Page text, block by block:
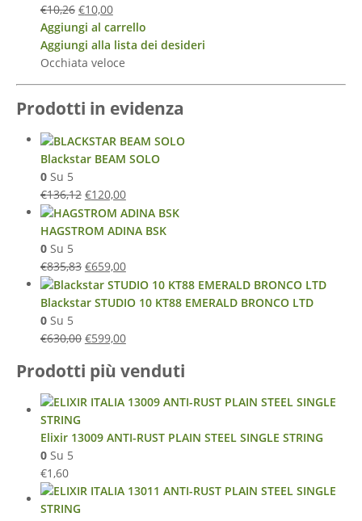
€10,26 €10,00
Aggiungi al carrello
Aggiungi alla lista dei desideri
Occhiata veloce
Prodotti in evidenza
Blackstar BEAM SOLO
0Su 5
€136,12 €120,00
HAGSTROM ADINA BSK
0Su 5
€835,83 €659,00
Blackstar STUDIO 10 KT88 EMERALD BRONCO LTD
0Su 5
€630,00 €599,00
Prodotti più venduti
Elixir 13009 ANTI-RUST PLAIN STEEL SINGLE STRING
0Su 5
€1,60